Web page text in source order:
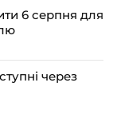
6 серпня для
через